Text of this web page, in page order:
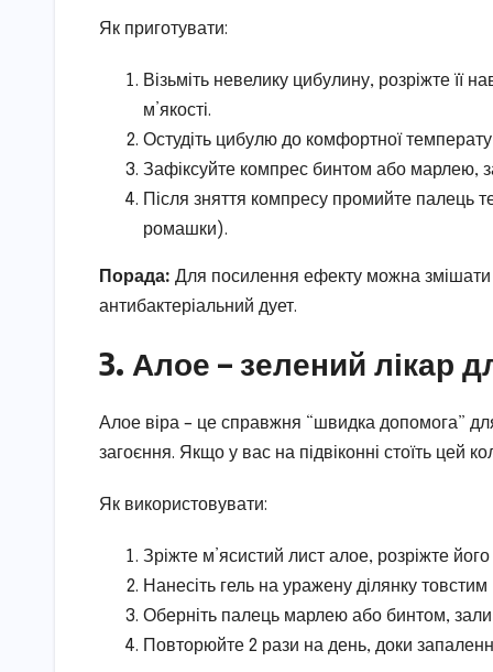
Як приготувати:
Візьміть невелику цибулину, розріжте її
м’якості.
Остудіть цибулю до комфортної
Зафіксуйте компрес бинтом або марлею,
Після зняття компресу промийте палець
ромашки).
Порада: Для посилення ефекту можна
антибактеріальний дует.
3. Алое – зелений лікар
Алое віра – це справжня “швидка допомога”
загоєння. Якщо у вас на підвіконні стоїть цей
Як використовувати:
Зріжте м’ясистий лист алое, розріжте його
Нанесіть гель на уражену ділянку
Оберніть палець марлею або бинтом,
Повторюйте 2 рази на день, доки